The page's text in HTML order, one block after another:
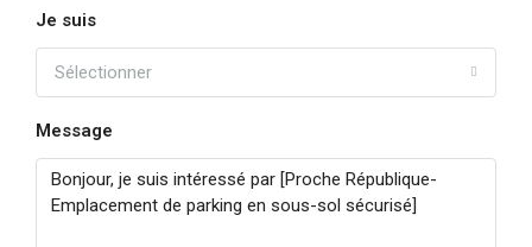
Je suis
Sélectionner
Message